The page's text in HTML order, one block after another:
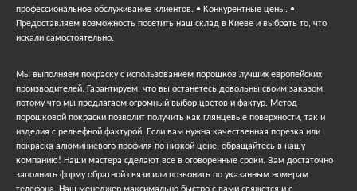
профессиональное обслуживание клиентов. • Конкурентные цены. •
Предоставляем возможность посетить наш склад в Киеве и выбрать то, что
искали самостоятельно.
Мы выполняем покраску с использованием порошков лучших европейских
производителей. Гарантируем, что вы останетесь довольны своим заказом,
потому что мы предлагаем огромный выбор цветов и фактур. Метод
порошковой покраски позволит получить как глянцевые поверхности, так и
изделия с рельефной фактурой. Если вам нужна качественная порезка или
покраска алюминиевого профиля по низкой цене, обращайтесь в нашу
компанию! Наши мастера сделают все в оговоренные сроки. Вам достаточно
заполнить форму обратной связи или позвонить по указанным номерам
телефона. Наш менеджер максимально быстро с вами свяжется и с